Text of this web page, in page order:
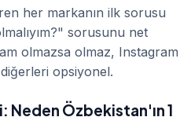
her markanın ilk sorusu
sorusunu net
olmazsa olmaz, Instagram
opsiyonel.
Neden Özbekistan'ın 1